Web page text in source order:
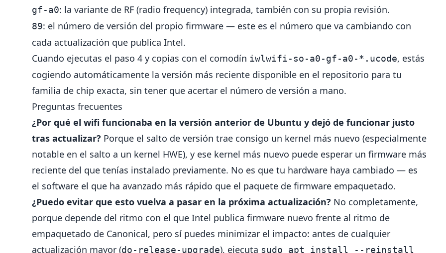
gf-a0: la variante de RF (radio frequency) integrada, también con su propia revisión.
89: el número de versión del propio firmware — este es el número que va cambiando con
cada actualización que publica Intel.
Cuando ejecutas el paso 4 y copias con el comodín iwlwifi-so-a0-gf-a0-*.ucode, estás
cogiendo automáticamente la versión más reciente disponible en el repositorio para tu
familia de chip exacta, sin tener que acertar el número de versión a mano.
Preguntas frecuentes
¿Por qué el wifi funcionaba en la versión anterior de Ubuntu y dejó de funcionar justo
tras actualizar? Porque el salto de versión trae consigo un kernel más nuevo (especialmente
notable en el salto a un kernel HWE), y ese kernel más nuevo puede esperar un firmware más
reciente del que tenías instalado previamente. No es que tu hardware haya cambiado — es
el software el que ha avanzado más rápido que el paquete de firmware empaquetado.
¿Puedo evitar que esto vuelva a pasar en la próxima actualización? No completamente,
porque depende del ritmo con el que Intel publica firmware nuevo frente al ritmo de
empaquetado de Canonical, pero sí puedes minimizar el impacto: antes de cualquier
actualización mayor (do-release-upgrade), ejecuta sudo apt install --reinstall